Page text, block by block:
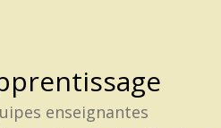
enseignantes